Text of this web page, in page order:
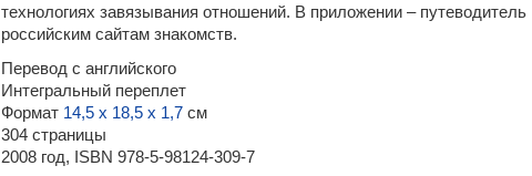
технологиях завязывания отношений. В приложении – путеводитель
российским сайтам знакомств.
Перевод с английского
Интегральный переплет
Формат 14,5 х 18,5 х 1,7 см
304 страницы
2008 год, ISBN 978-5-98124-309-7